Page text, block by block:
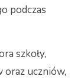
podczas
szkoły,
oraz uczniów,